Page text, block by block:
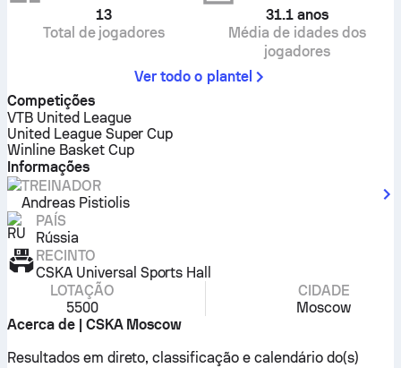
13
Total de jogadores
31.1 anos
Média de idades dos
jogadores
Ver todo o plantel
Competições
VTB United League
United League Super Cup
Winline Basket Cup
Informações
TREINADOR
Andreas Pistiolis
PAÍS
Rússia
RECINTO
CSKA Universal Sports Hall
LOTAÇÃO
5500
CIDADE
Moscow
Acerca de | CSKA Moscow
Resultados em direto, classificação e calendário do(s)